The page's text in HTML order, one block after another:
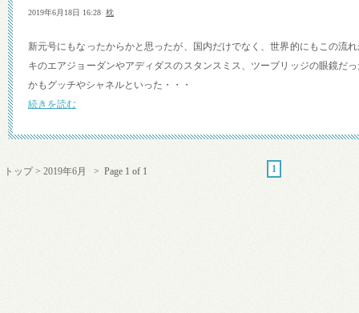
2019年6月18日 16:28 枕
新元号にもなったからかと思ったが、国内だけでなく、世界的にもこの流
キのエアジョーダンやアディダスのスタンスミス、ツーブリッジの眼鏡だ
かもグッチやシャネルといった・・・
続きを読む
1
トップ> 2019年6月 > Page 1 of 1